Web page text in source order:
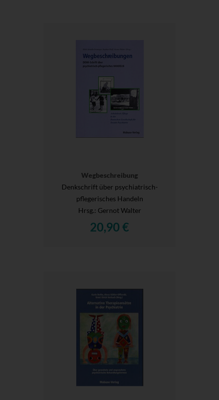
Wegbeschreibung
Denkschrift über psychiatrisch-
pflegerisches Handeln
Hrsg.: Gernot Walter
20,90 €